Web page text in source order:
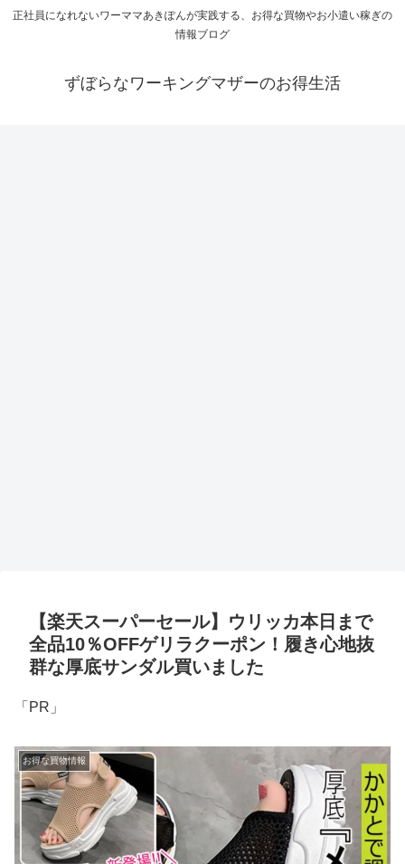
正社員になれないワーママあきぽんが実践する、お得な買物やお小遣い稼ぎの
情報ブログ
ずぼらなワーキングマザーのお得生活
【楽天スーパーセール】ウリッカ本日まで
全品10％OFFゲリラクーポン！履き心地抜
群な厚底サンダル買いました
「PR」
お得な買物情報